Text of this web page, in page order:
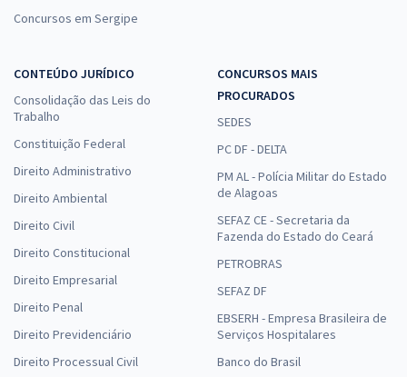
Concursos em Sergipe
CONTEÚDO JURÍDICO
Consolidação das Leis do
Trabalho
Constituição Federal
Direito Administrativo
Direito Ambiental
Direito Civil
Direito Constitucional
Direito Empresarial
Direito Penal
Direito Previdenciário
Direito Processual Civil
CONCURSOS MAIS
PROCURADOS
SEDES
PC DF - DELTA
PM AL - Polícia Militar do Estado
de Alagoas
SEFAZ CE - Secretaria da
Fazenda do Estado do Ceará
PETROBRAS
SEFAZ DF
EBSERH - Empresa Brasileira de
Serviços Hospitalares
Banco do Brasil